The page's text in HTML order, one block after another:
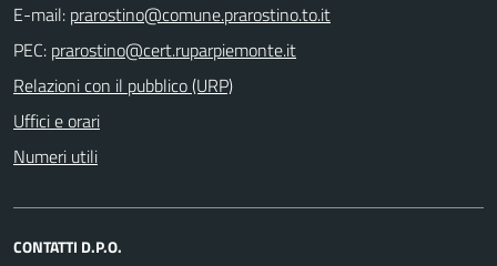
E-mail:
PEC:
Relazioni con il pubblico (URP)
Uffici e orari
Numeri utili
CONTATTI D.P.O.